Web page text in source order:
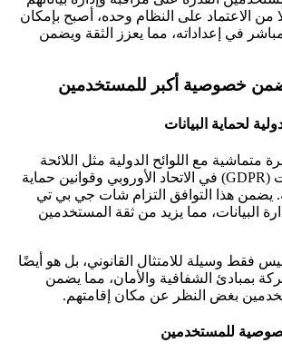
من الاعتماد على النظام وحده، أصبح بإمكان
في إعداداته، مما يعزز الثقة ويضمن
تضمن خصوصية أكبر للمستخدمين
لحماية البيانات
متماشية مع اللوائح الدولية مثل اللائحة
العامة لحماية البيانات (GDPR) في الاتحاد الأوروبي وقوانين حماية
يضمن هذا التوافق التزام شات جي بي تي
البيانات، مما يزيد من ثقة المستخدمين
ليس فقط وسيلة للامتثال القانوني، بل هو أيضًا
بمبادئ الشفافية والأمان، مما يضمن
بغض النظر عن مكان إقامتهم.
للمستخدمين